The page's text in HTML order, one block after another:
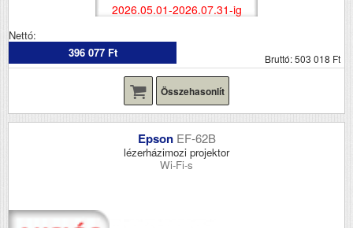
2026.05.01-2026.07.31-ig
Nettó:
396 077 Ft
Bruttó: 503 018 Ft
Összehasonlít
Epson EF-62B
lézerházimozi projektor
Wi-Fi-s